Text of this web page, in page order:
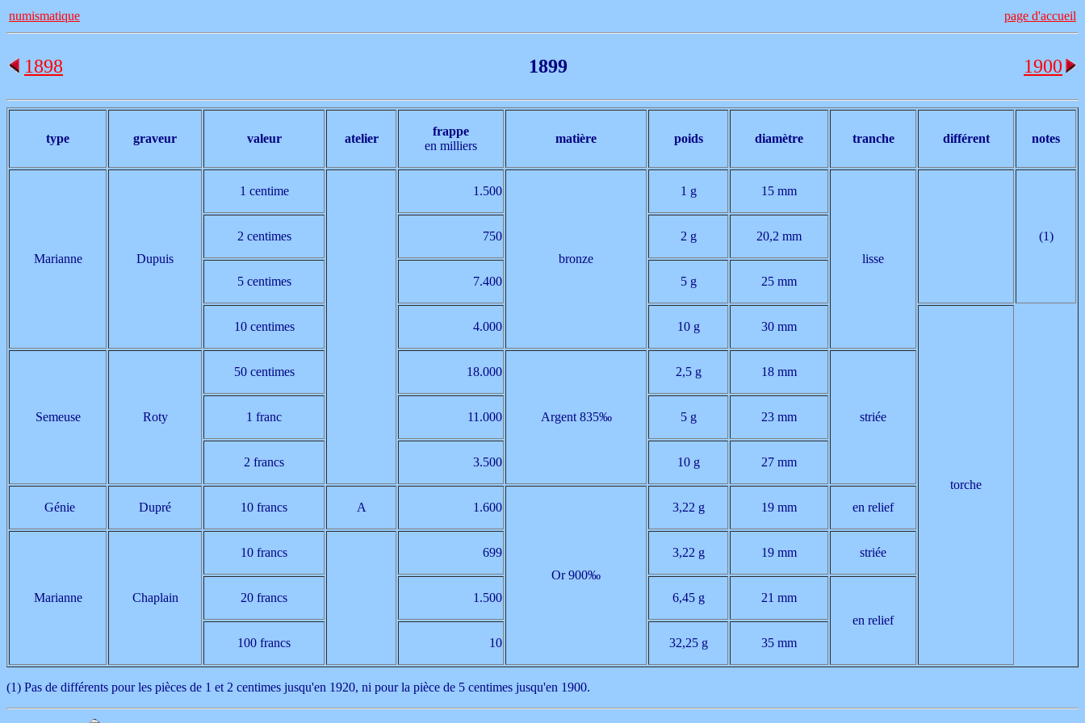
numismatique page d'accueil
1898 1899 1900
type graveur valeur atelier
frappe
en milliers
matière poids diamètre tranche différent notes
Marianne Dupuis
1 centime 1.500
bronze
1 g 15 mm
lisse
(1)
2 centimes 750 2 g 20,2 mm
5 centimes 7.400 5 g 25 mm
10 centimes 4.000 10 g 30 mm
torche
Semeuse Roty
50 centimes 18.000
Argent 835‰
2,5 g 18 mm
striée
1 franc 11.000 5 g 23 mm
2 francs 3.500 10 g 27 mm
Génie Dupré 10 francs A 1.600
Or 900‰
3,22 g 19 mm en relief
Marianne Chaplain
10 francs 699 3,22 g 19 mm striée
20 francs 1.500 6,45 g
21 mm
en relief
100 francs
10 32,25 g 35 mm
(1) Pas de différents pour les pièces de 1 et 2 centimes jusqu'en 1920, ni pour la pièce de 5 centimes jusqu'en 1900.